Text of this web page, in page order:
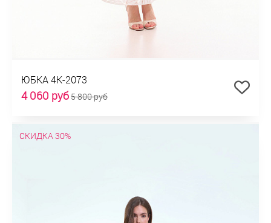
ЮБКА 4К-2073
4 060 руб5 800 руб
СКИДКА 30%